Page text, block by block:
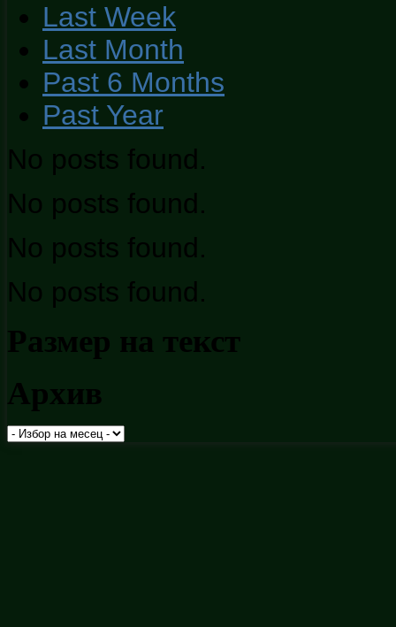
Last Week
Last Month
Past 6 Months
Past Year
No posts found.
No posts found.
No posts found.
No posts found.
Размер на текст
Архив